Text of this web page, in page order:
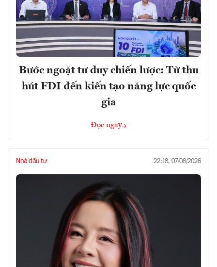
Bước ngoặt tư duy chiến lược: Từ thu
hút FDI đến kiến tạo năng lực quốc
gia
Đọc ngay
Nhà đầu tư 22:18, 07/08/2026